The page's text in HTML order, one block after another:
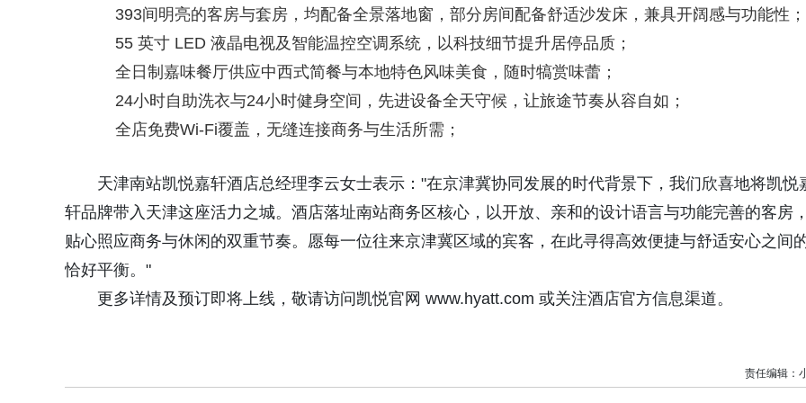
393间明亮的客房与套房，均配备全景落地窗，部分房间配备舒适沙发床，兼具开阔感与功能性；
55 英寸 LED 液晶电视及智能温控空调系统，以科技细节提升居停品质；
全日制嘉味餐厅供应中西式简餐与本地特色风味美食，随时犒赏味蕾；
24小时自助洗衣与24小时健身空间，先进设备全天守候，让旅途节奏从容自如；
全店免费Wi-Fi覆盖，无缝连接商务与生活所需；
天津南站凯悦嘉轩酒店总经理李云女士表示："在京津冀协同发展的时代背景下，我们欣喜地将凯悦
轩品牌带入天津这座活力之城。酒店落址南站商务区核心，以开放、亲和的设计语言与功能完善的客房，
贴心照应商务与休闲的双重节奏。愿每一位往来京津冀区域的宾客，在此寻得高效便捷与舒适安心之间
恰好平衡。"
更多详情及预订即将上线，敬请访问凯悦官网 www.hyatt.com 或关注酒店官方信息渠道。
责任编辑：